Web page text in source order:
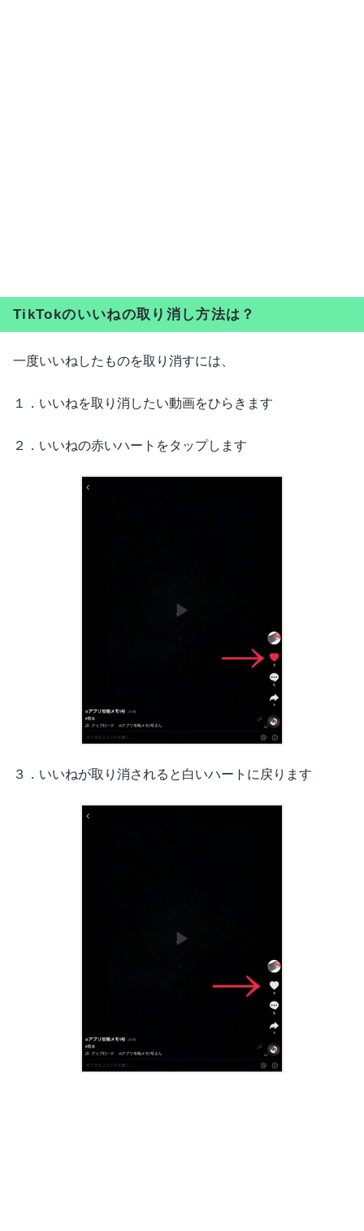
TikTokのいいねの取り消し方法は？
一度いいねしたものを取り消すには、
１．いいねを取り消したい動画をひらきます
２．いいねの赤いハートをタップします
３．いいねが取り消されると白いハートに戻ります